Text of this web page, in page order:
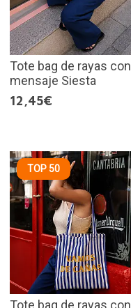
Tote bag de rayas con
mensaje Siesta
12,45€
TOP 50
Tote bag de rayas con